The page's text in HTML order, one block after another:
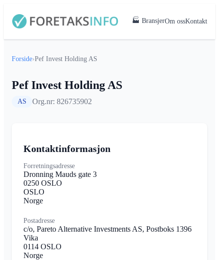
🏭 BransjerOm ossKontakt
Forside›Pef Invest Holding AS
Pef Invest Holding AS
AS Org.nr: 826735902
Kontaktinformasjon
Forretningsadresse
Dronning Mauds gate 3
0250 OSLO
OSLO
Norge
Postadresse
c/o, Pareto Alternative Investments AS, Postboks 1396
Vika
0114 OSLO
Norge